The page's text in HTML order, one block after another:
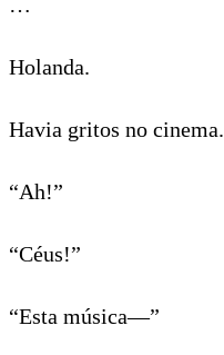
Holanda.
Havia gritos no cinema.
“Ah!”
“Céus!”
“Esta música—”